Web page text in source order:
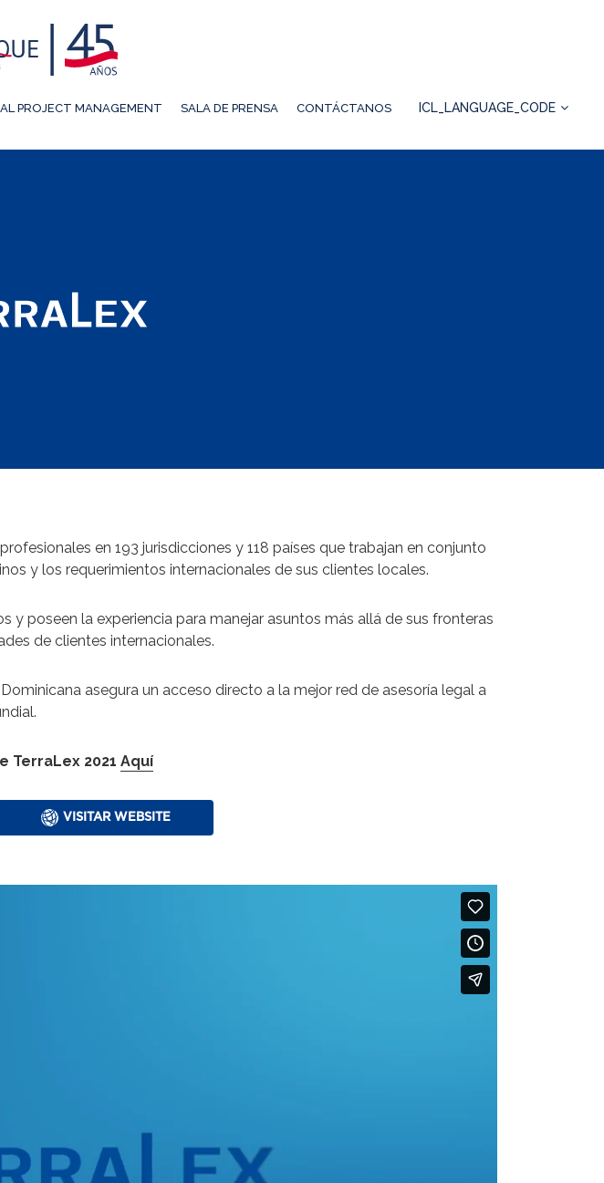
PROJECT MANAGEMENT SALA DE PRENSA CONTÁCTANOS ICL_LANGUAGE_CODE
en 193 jurisdicciones y 118 países que trabajan en conjunto
y los requerimientos internacionales de sus clientes locales.
y poseen la experiencia para manejar asuntos más allá de sus fronteras
de clientes internacionales.
asegura un acceso directo a la mejor red de asesoría legal a
TerraLex 2021 Aquí
VISITAR WEBSITE